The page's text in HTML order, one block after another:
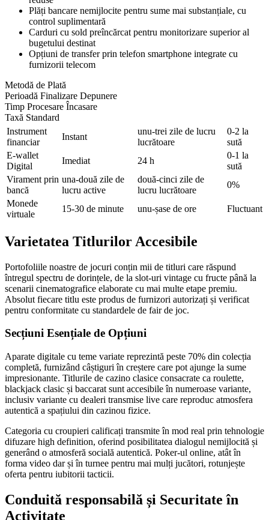
Plăți bancare nemijlocite pentru sume mai substanțiale, cu
control suplimentară
Carduri cu sold preîncărcat pentru monitorizare superior al
bugetului destinat
Opțiuni de transfer prin telefon smartphone integrate cu
furnizorii telecom
Metodă de Plată
Perioadă Finalizare Depunere
Timp Procesare Încasare
Taxă Standard
Instrument
financiar
Instant
unu-trei zile de lucru
lucrătoare
0-2 la
sută
E-wallet
Digital
Imediat 24 h
0-1 la
sută
Virament prin
bancă
una-două zile de
lucru active
două-cinci zile de
lucru lucrătoare
0%
Monede
virtuale
15-30 de minute unu-șase de ore Fluctuant
Varietatea Titlurilor Accesibile
Portofoliile noastre de jocuri conțin mii de titluri care răspund
întregul spectru de dorințele, de la slot-uri vintage cu fructe până la
scenarii cinematografice elaborate cu mai multe etape premiu.
Absolut fiecare titlu este produs de furnizori autorizați și verificat
pentru conformitate cu standardele de fair de joc.
Secțiuni Esențiale de Opțiuni
Aparate digitale cu teme variate reprezintă peste 70% din colecția
completă, furnizând câștiguri în creștere care pot ajunge la sume
impresionante. Titlurile de cazino clasice consacrate ca roulette,
blackjack clasic și baccarat sunt accesibile în numeroase variante,
inclusiv variante cu dealeri transmise live care reproduc atmosfera
autentică a spațiului din cazinou fizice.
Categoria cu croupieri calificați transmite în mod real prin tehnologie
difuzare high definition, oferind posibilitatea dialogul nemijlocită și
generând o atmosferă socială autentică. Poker-ul online, atât în
forma video dar și în turnee pentru mai mulți jucători, rotunjește
oferta pentru iubitorii tacticii.
Conduită responsabilă și Securitate în
Activitate